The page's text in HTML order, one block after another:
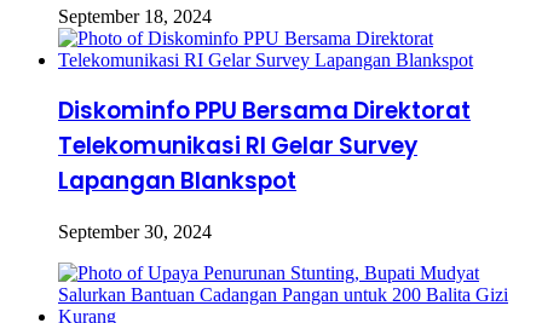
September 18, 2024
Diskominfo PPU Bersama Direktorat
Telekomunikasi RI Gelar Survey
Lapangan Blankspot
September 30, 2024